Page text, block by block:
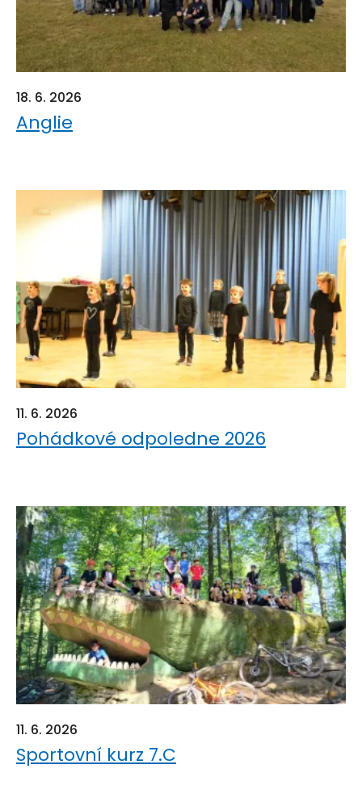
18. 6. 2026
Anglie
11. 6. 2026
Pohádkové odpoledne 2026
11. 6. 2026
Sportovní kurz 7.C